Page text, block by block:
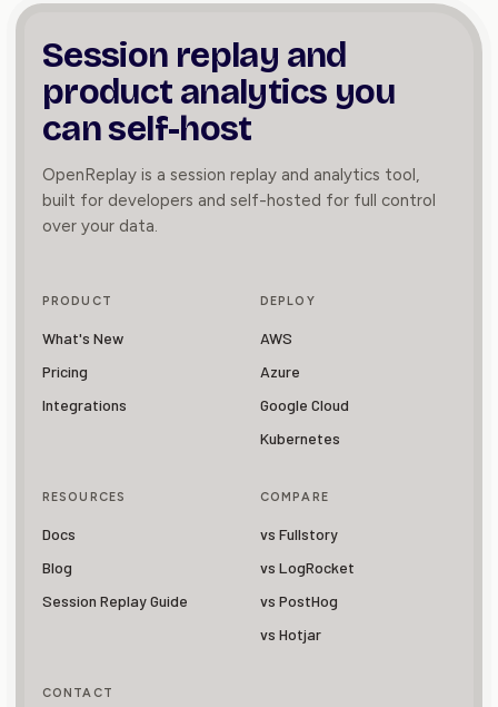
Session replay and
product analytics you
can self-host
OpenReplay is a session replay and analytics tool,
built for developers and self-hosted for full control
over your data.
PRODUCT
What's New
Pricing
Integrations
DEPLOY
AWS
Azure
Google Cloud
Kubernetes
RESOURCES
Docs
Blog
Session Replay Guide
COMPARE
vs Fullstory
vs LogRocket
vs PostHog
vs Hotjar
CONTACT